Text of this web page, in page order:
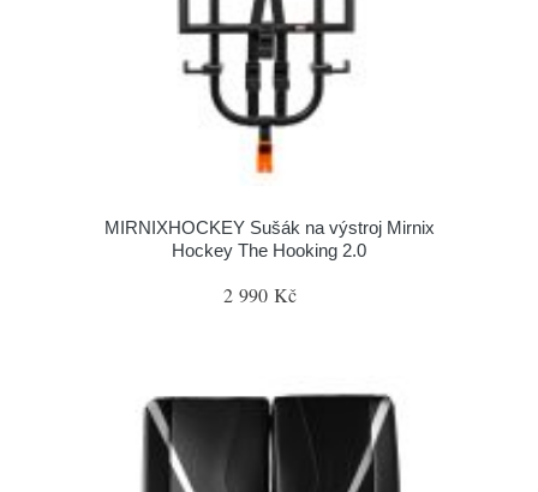
MIRNIXHOCKEY Sušák na výstroj Mirnix
Hockey The Hooking 2.0
2 990 Kč